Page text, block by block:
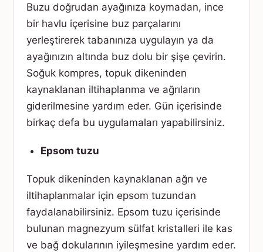
Buzu doğrudan ayağınıza koymadan, ince
bir havlu içerisine buz parçalarını
yerleştirerek tabanınıza uygulayın ya da
ayağınızın altında buz dolu bir şişe çevirin.
Soğuk kompres, topuk dikeninden
kaynaklanan iltihaplanma ve ağrıların
giderilmesine yardım eder. Gün içerisinde
birkaç defa bu uygulamaları yapabilirsiniz.
Epsom tuzu
Topuk dikeninden kaynaklanan ağrı ve
iltihaplanmalar için epsom tuzundan
faydalanabilirsiniz. Epsom tuzu içerisinde
bulunan magnezyum sülfat kristalleri ile kas
ve bağ dokularının iyileşmesine yardım eder.